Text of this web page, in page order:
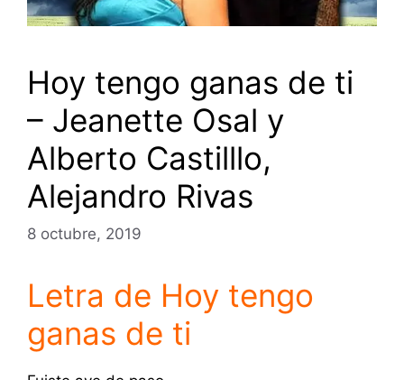
Hoy tengo ganas de ti
– Jeanette Osal y
Alberto Castilllo,
Alejandro Rivas
8 octubre, 2019
Letra de Hoy tengo
ganas de ti